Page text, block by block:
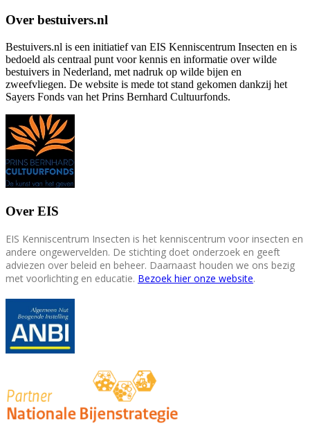
Over bestuivers.nl
Bestuivers.nl is een initiatief van EIS Kenniscentrum Insecten en is
bedoeld als centraal punt voor kennis en informatie over wilde
bestuivers in Nederland, met nadruk op wilde bijen en
zweefvliegen. De website is mede tot stand gekomen dankzij het
Sayers Fonds van het Prins Bernhard Cultuurfonds.
Over EIS
EIS Kenniscentrum Insecten is het kenniscentrum voor insecten en
andere ongewervelden. De stichting doet onderzoek en geeft
adviezen over beleid en beheer. Daarnaast houden we ons bezig
met voorlichting en educatie. Bezoek hier onze website.